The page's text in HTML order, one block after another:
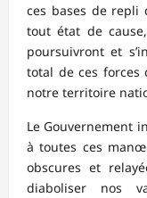
ces bases de repli
tout état de
poursuivront et
total de ces
notre territoire
Le Gouvernement
à toutes ces
obscures et
diaboliser nos